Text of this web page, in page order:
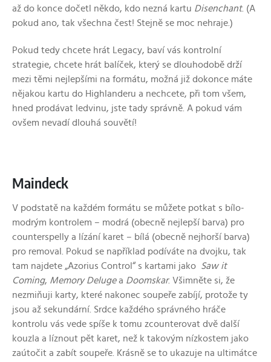
až do konce dočetl někdo, kdo nezná kartu Disenchant. (A
pokud ano, tak všechna čest! Stejně se moc nehraje.)
Pokud tedy chcete hrát Legacy, baví vás kontrolní
strategie, chcete hrát balíček, který se dlouhodobě drží
mezi těmi nejlepšími na formátu, možná již dokonce máte
nějakou kartu do Highlanderu a nechcete, při tom všem,
hned prodávat ledvinu, jste tady správně. A pokud vám
ovšem nevadí dlouhá souvětí!
Maindeck
V podstatě na každém formátu se můžete potkat s bílo-
modrým kontrolem – modrá (obecně nejlepší barva) pro
counterspelly a lízání karet – bílá (obecně nejhorší barva)
pro removal. Pokud se například podíváte na dvojku, tak
tam najdete „Azorius Control“ s kartami jako Saw it
Coming, Memory Delugea Doomskar. Všimněte si, že
nezmiňuji karty, které nakonec soupeře zabíjí, protože ty
jsou až sekundární. Srdce každého správného hráče
kontrolu vás vede spíše k tomu zcounterovat dvě další
kouzla a líznout pět karet, než k takovým nízkostem jako
zaútočit a zabít soupeře. Krásně se to ukazuje na ultimátce